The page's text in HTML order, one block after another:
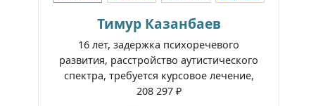
Тимур Казанбаев
16 лет, задержка психоречевого
развития, расстройство аутистического
спектра, требуется курсовое лечение,
208 297 ₽